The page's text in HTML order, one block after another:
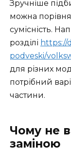
Зручніше
можна
сумісність.
розділі https://
podveski/
для різних
потрібний
частини.
Чому не
заміною